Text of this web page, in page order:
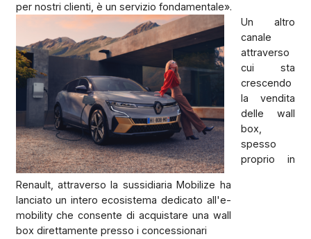
per nostri clienti, è un servizio fondamentale».
Renault, attraverso la sussidiaria Mobilize ha
lanciato un intero ecosistema dedicato all'e-
mobility che consente di acquistare una wall
box direttamente presso i concessionari
Un altro
canale
attraverso
cui sta
crescendo
la vendita
delle wall
box,
spesso
proprio in